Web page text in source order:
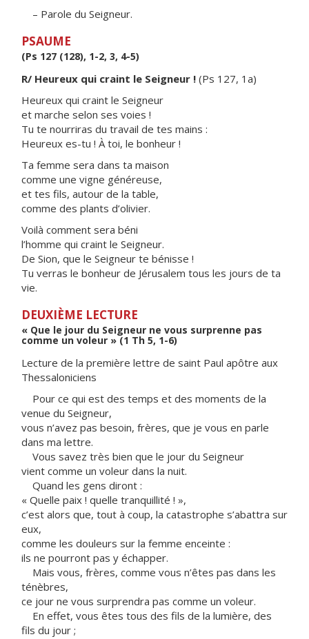
– Parole du Seigneur.
PSAUME
(Ps 127 (128), 1-2, 3, 4-5)
R/ Heureux qui craint le Seigneur ! (Ps 127, 1a)
Heureux qui craint le Seigneur
et marche selon ses voies !
Tu te nourriras du travail de tes mains :
Heureux es-tu ! À toi, le bonheur !
Ta femme sera dans ta maison
comme une vigne généreuse,
et tes fils, autour de la table,
comme des plants d’olivier.
Voilà comment sera béni
l’homme qui craint le Seigneur.
De Sion, que le Seigneur te bénisse !
Tu verras le bonheur de Jérusalem tous les jours de ta
vie.
DEUXIÈME LECTURE
« Que le jour du Seigneur ne vous surprenne pas
comme un voleur » (1 Th 5, 1-6)
Lecture de la première lettre de saint Paul apôtre aux
Thessaloniciens
Pour ce qui est des temps et des moments de la
venue du Seigneur,
vous n’avez pas besoin, frères, que je vous en parle
dans ma lettre.
Vous savez très bien que le jour du Seigneur
vient comme un voleur dans la nuit.
Quand les gens diront :
« Quelle paix ! quelle tranquillité ! »,
c’est alors que, tout à coup, la catastrophe s’abattra sur
eux,
comme les douleurs sur la femme enceinte :
ils ne pourront pas y échapper.
Mais vous, frères, comme vous n’êtes pas dans les
ténèbres,
ce jour ne vous surprendra pas comme un voleur.
En effet, vous êtes tous des fils de la lumière, des
fils du jour ;